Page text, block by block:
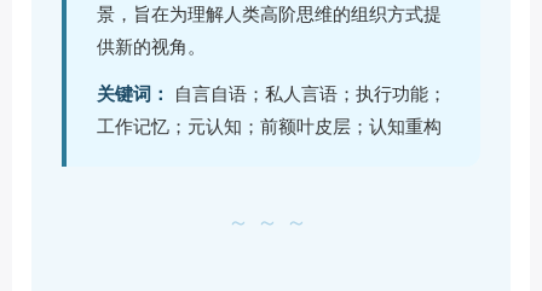
景，旨在为理解人类高阶思维的组织方式提
供新的视角。
关键词：
自言自语；私人言语；执行功能；
工作记忆；元认知；前额叶皮层；认知重构
～～～